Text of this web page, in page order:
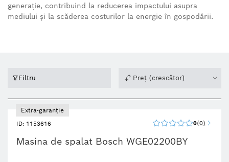
generație, contribuind la reducerea impactului asupra
mediului și la scăderea costurilor la energie în gospodării.
Filtru Preț (crescător)
Extra-garanție
ID: 1153616 0 0
Masina de spalat Bosch WGE02200BY